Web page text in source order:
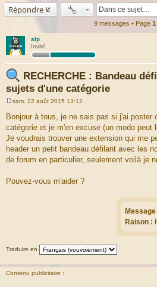
Répondre
9 messages • Page 1
alp
Invité
RECHERCHE : Bandeau
sujets d'une catégorie
s
s
g
e
sam. 22 août 2015 13:12
Bonjour à tous, je ne sais pas si j'ai poster
catégorie et je m'en excuse (un modo peut
Je voudrais trouver une extension qui me
header un petit bandeau défilant avec les
de forum en particulier, seulement voilà je
Pouvez-vous m'aider ?
Raison :
Traduire en
Contenu publicitaire :